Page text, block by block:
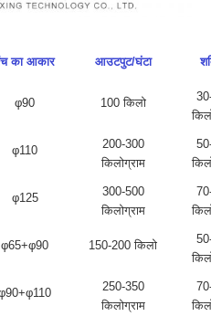
का आकार आउटपुट/घंटा
φ90 100 किलो
φ110
200-300
किलोग्राम
φ125
300-500
किलोग्राम
φ65+φ90 150-200 किलो
250-350
किलोग्राम